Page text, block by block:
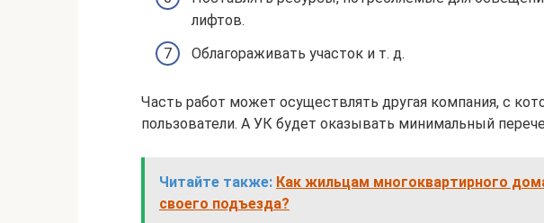
лифтов.
Облагораживать участок и т. д.
Часть работ может осуществлять другая компания, с
пользователи. А УК будет оказывать минимальный
Читайте также: Как жильцам многоквартирного
своего подъезда?